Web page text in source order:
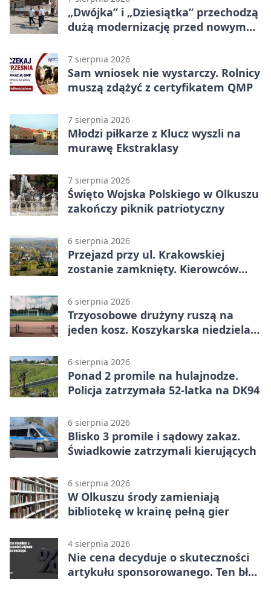
„Dwójka” i „Dziesiątka” przechodzą
dużą modernizację przed nowym
7 sierpnia 2026
Sam wniosek nie wystarczy. Rolnicy
muszą zdążyć z certyfikatem QMP
7 sierpnia 2026
Młodzi piłkarze z Klucz wyszli na
murawę Ekstraklasy
7 sierpnia 2026
Święto Wojska Polskiego w Olkuszu
zakończy piknik patriotyczny
6 sierpnia 2026
Przejazd przy ul. Krakowskiej
zostanie zamknięty. Kierowców
6 sierpnia 2026
Trzyosobowe drużyny ruszą na
jeden kosz. Koszykarska niedziela
6 sierpnia 2026
Ponad 2 promile na hulajnodze.
Policja zatrzymała 52-latka na DK94
6 sierpnia 2026
Blisko 3 promile i sądowy zakaz.
Świadkowie zatrzymali kierujących
6 sierpnia 2026
W Olkuszu środy zamieniają
bibliotekę w krainę pełną gier
4 sierpnia 2026
Nie cena decyduje o skuteczności
artykułu sponsorowanego. Ten błąd